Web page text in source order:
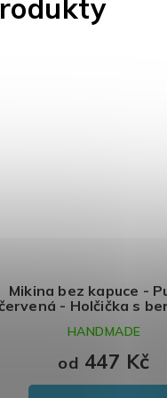
Mikina bez kapuce -
- Holčička s
od 447 Kč
HANDMADE